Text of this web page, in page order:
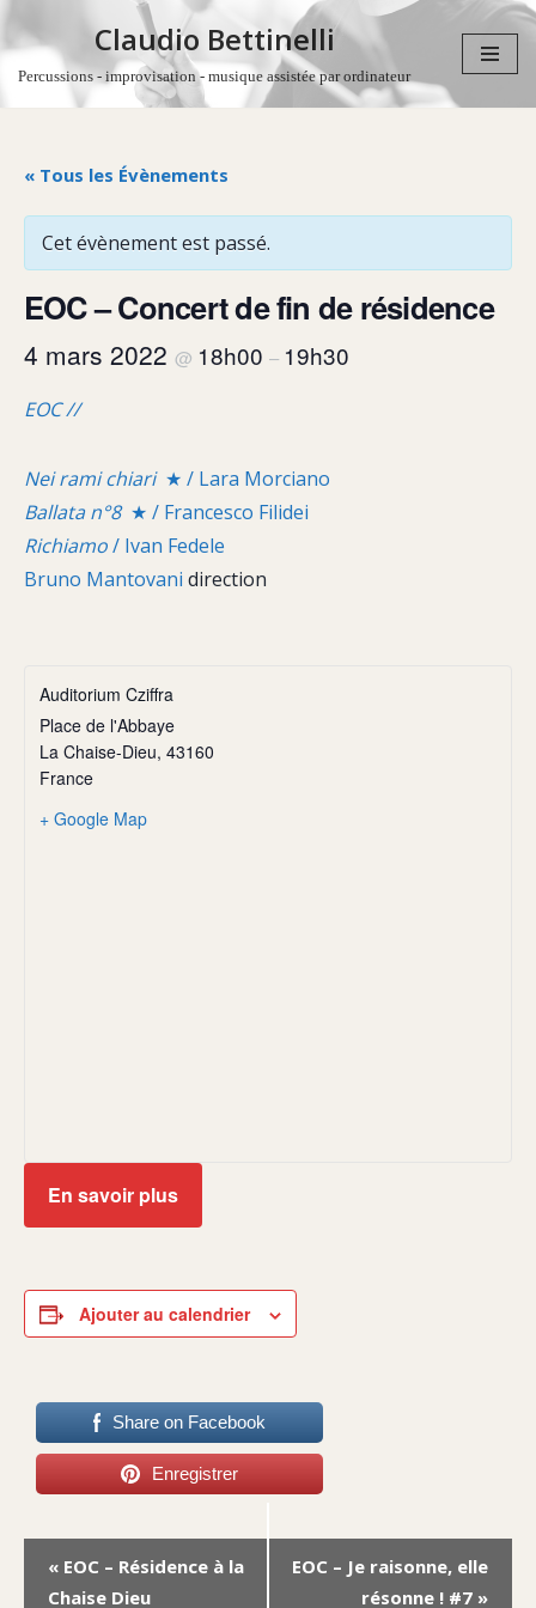
Aller
Claudio Bettinelli
Percussions - improvisation - musique assistée par ordinateur
« Tous les Évènements
Cet évènement est passé.
EOC – Concert de fin de résidence
4 mars 2022 @ 18h00 – 19h30
EOC //
Nei rami chiari★ / Lara Morciano
Ballata n°8★ / Francesco Filidei
Richiamo/ Ivan Fedele
Bruno Mantovani direction
Auditorium Cziffra
Place de l'Abbaye
La Chaise-Dieu, 43160
France
+ Google Map
En savoir plus
Ajouter au calendrier
Share on Facebook
Enregistrer
Navigation
Évènement
« EOC – Résidence à la
Chaise Dieu
EOC – Je raisonne, elle
résonne ! #7 »